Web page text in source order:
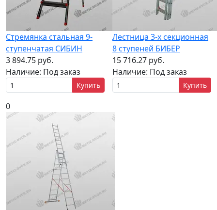
Стремянка стальная 9-
ступенчатая СИБИН
3 894.75 руб.
Наличие: Под заказ
Купить
Лестница 3-х секционная
8 ступеней БИБЕР
15 716.27 руб.
Наличие: Под заказ
Купить
0